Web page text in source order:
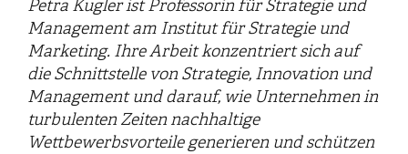
Petra Kugler ist Professorin für Strategie und
Management am Institut für Strategie und
Marketing. Ihre Arbeit konzentriert sich auf
die Schnittstelle von Strategie, Innovation und
Management und darauf, wie Unternehmen in
turbulenten Zeiten nachhaltige
Wettbewerbsvorteile generieren und schützen